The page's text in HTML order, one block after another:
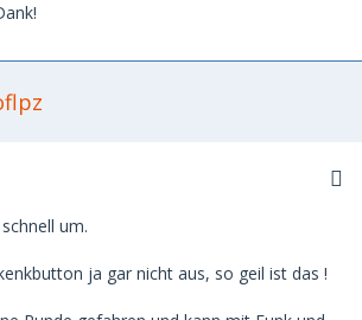
um.
ja gar nicht aus, so geil ist das !